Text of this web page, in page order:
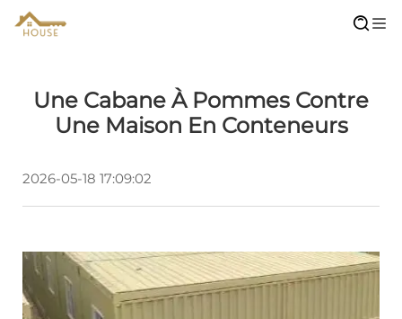
Une Cabane À Pommes Contre
Une Maison En Conteneurs
2026-05-18 17:09:02